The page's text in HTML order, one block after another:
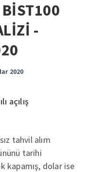
BİST100
-
2020
açılış
tahvil alım
tarihi
kapamış, dolar ise